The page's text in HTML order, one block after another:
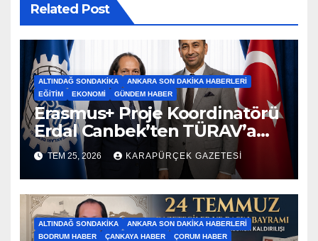
Related Post
ALTINDAĞ SONDAKIKA
ANKARA SON DAKIKA HABERLERI
EĞITIM
EKONOMI GÜNDEM HABER
Erasmus+ Proje Koordinatörü
Erdal Canbek’ten TÜRAV’a
Ziyaret…2026
TEM 25, 2026 KARAPÜRÇEK GAZETESİ
ALTINDAĞ SONDAKIKA
ANKARA SON DAKIKA HABERLERI
BODRUM HABER
ÇANKAYA HABER
ÇORUM HABER